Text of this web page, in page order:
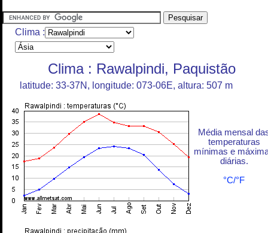
Clima :
Clima : Rawalpindi, Paquistão
latitude: 33-37N, longitude: 073-06E, altura: 507 m
Média mensal
temperaturas
mínimas e
diárias.
°C/°F